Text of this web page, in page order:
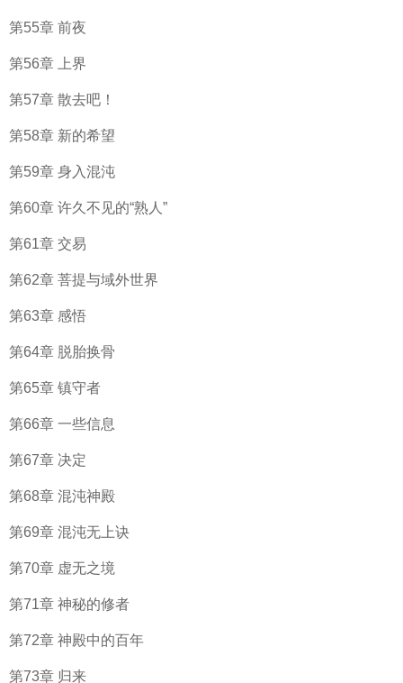
第55章 前夜
第56章 上界
第57章 散去吧！
第58章 新的希望
第59章 身入混沌
第60章 许久不见的“熟人”
第61章 交易
第62章 菩提与域外世界
第63章 感悟
第64章 脱胎换骨
第65章 镇守者
第66章 一些信息
第67章 决定
第68章 混沌神殿
第69章 混沌无上诀
第70章 虚无之境
第71章 神秘的修者
第72章 神殿中的百年
第73章 归来